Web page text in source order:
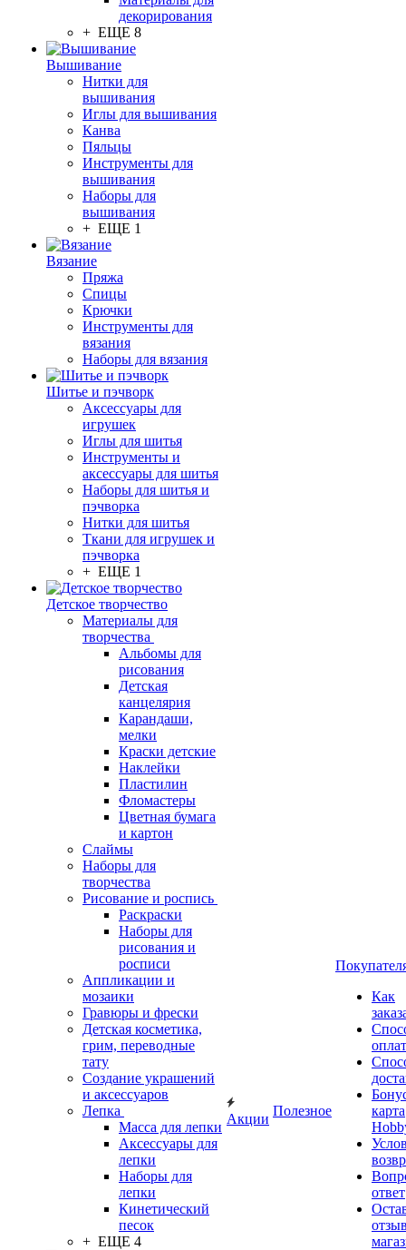
декорирования
+ ЕЩЕ 8
Вышивание
Нитки для
вышивания
Иглы для вышивания
Канва
Пяльцы
Инструменты для
вышивания
Наборы для
вышивания
+ ЕЩЕ 1
Вязание
Пряжа
Спицы
Крючки
Инструменты для
вязания
Наборы для вязания
Шитье и пэчворк
Аксессуары для
игрушек
Иглы для шитья
Инструменты и
аксессуары для шитья
Наборы для шитья и
пэчворка
Нитки для шитья
Ткани для игрушек и
пэчворка
+ ЕЩЕ 1
Детское творчество
Материалы для
творчества
Альбомы для
рисования
Детская
канцелярия
Карандаши,
мелки
Краски детские
Наклейки
Пластилин
Фломастеры
Цветная бумага
и картон
Слаймы
Наборы для
творчества
Рисование и роспись
Раскраски
Наборы для
рисования и
росписи
Аппликации и
мозаики
Гравюры и фрески
Детская косметика,
грим, переводные
тату
Создание украшений
и аксессуаров
Лепка
Масса для лепки
Аксессуары для
лепки
Наборы для
лепки
Кинетический
песок
+ ЕЩЕ 4
Акции
Полезное
Как
карта
ответ